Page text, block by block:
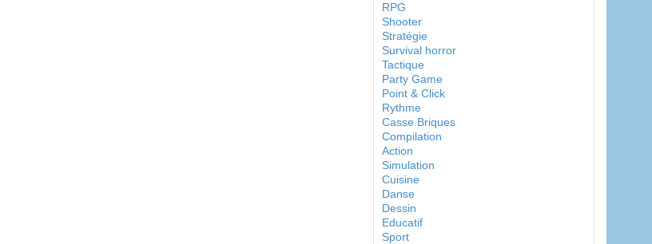
RPG
Shooter
Stratégie
Survival horror
Tactique
Party Game
Point & Click
Rythme
Casse Briques
Compilation
Action
Simulation
Cuisine
Danse
Dessin
Educatif
Sport